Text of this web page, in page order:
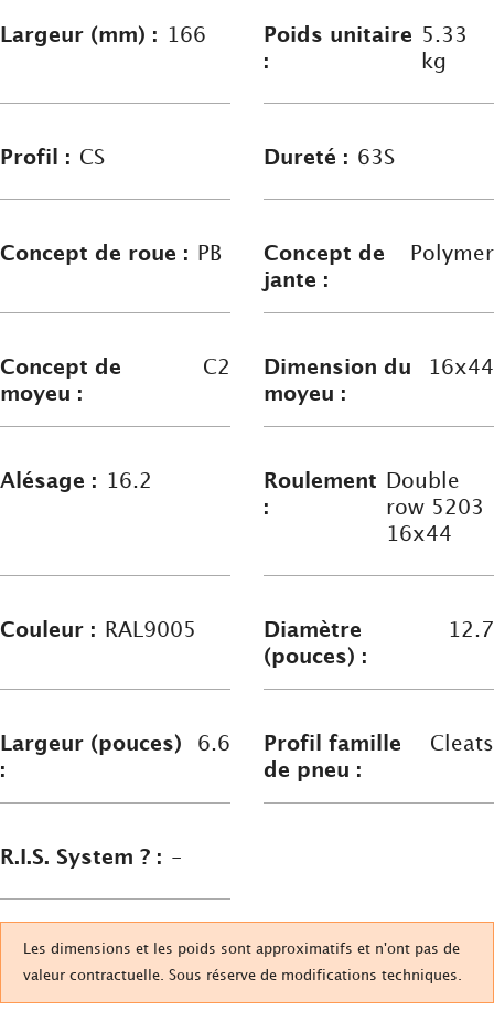
Largeur (mm) : 166
Poids unitaire
:
5.33
kg
Profil : CS Dureté : 63S
Concept de roue : PB
Concept de
jante :
Polymer
Concept de
moyeu :
C2
Dimension du
moyeu :
16x44
Alésage : 16.2
Roulement
:
Double
row 5203
16x44
Couleur : RAL9005
Diamètre
(pouces) :
12.7
Largeur (pouces)
:
6.6
Profil famille
de pneu :
Cleats
R.I.S. System ? : -
Les dimensions et les poids sont approximatifs et n'ont pas de
valeur contractuelle. Sous réserve de modifications techniques.